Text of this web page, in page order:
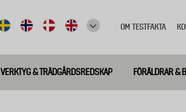
meny
OM TESTFAKTA
VERKTYG & TRÄDGÅRDSREDSKAP FÖRÄLDRAR &